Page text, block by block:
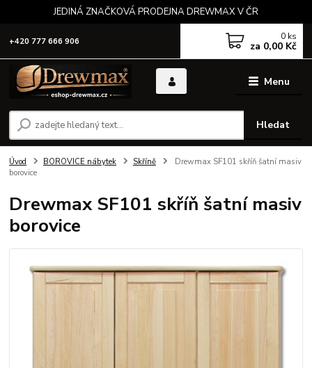
JEDINÁ ZNAČKOVÁ PRODEJNA DREWMAX V ČR
Menu
Hledat
+420 777 666 906 0 ks
za 0,00 Kč
Úvod BOROVICE nábytek Skříně
Drewmax SF101 skříň šatní masiv
borovice
Drewmax SF101 skříň šatní masiv
borovice